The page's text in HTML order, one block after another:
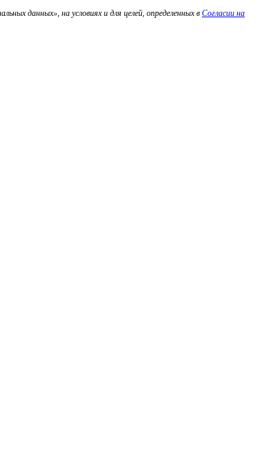
данных», на условиях и для целей, определенных в Согласии на